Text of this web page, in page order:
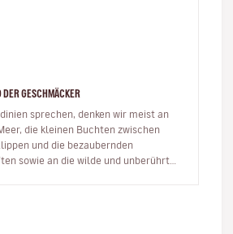
GESCHMÄCKER
sprechen, denken wir meist an
die kleinen Buchten zwischen
und die bezaubernden
sowie an die wilde und unberührte